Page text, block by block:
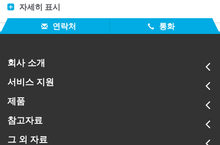
색차
DE2000(l:c:h), DReflectance, DXYZ, DYxy,
Android 장
비
호환되는
iOS 장비
자세히 표시
연락처
통화
회사 소개
서비스 지원
제품
참고자료
그 외 자료